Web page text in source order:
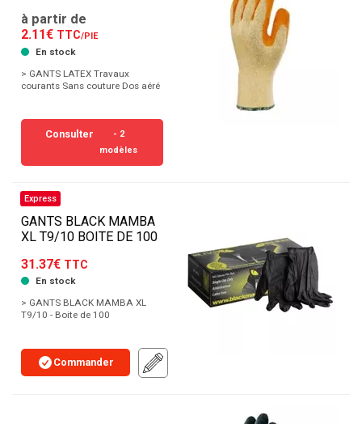
à partir de
2.11€ TTC/PIE
En stock
> GANTS LATEX Travaux
courants Sans couture Dos aéré
Consulter
- 2
modèles
Express
GANTS BLACK MAMBA
XL T9/10 BOITE DE 100
31.37€ TTC
En stock
> GANTS BLACK MAMBA XL
T9/10 - Boite de 100
Commander